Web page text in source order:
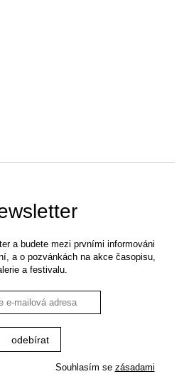
a budete mezi prvními informováni
a o pozvánkách na akce časopisu,
a festivalu.
Souhlasím se zásadami